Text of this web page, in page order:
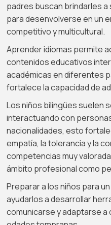
padres buscan brindarles
para desenvolverse en un
competitivo y multicultural.
Aprender idiomas permite
contenidos educativos
académicas en diferentes
fortalece la capacidad de
Los niños bilingües suelen
interactuando con
nacionalidades, esto
empatía, la tolerancia y la
competencias muy
ámbito profesional como
Preparar a los niños para
ayudarlos a desarrollar
comunicarse y adaptarse